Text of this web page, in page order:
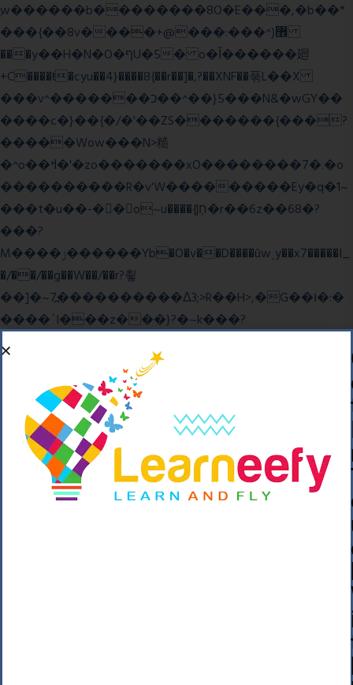
ֲw������b��������8O�E���,�b��*
���{��8v����+@���:���^)޾
���y��H�N�O�ףU�5� o�Ȉ������廻
+C����ŧ�cyu��4}����8{��r��]�,?��XNF��푺L��X
���v^�������כ��^��}5���N&�wGY��
����c�}��{�/�'��ZS�������{���?
�����Wow���N>糙
�^o��ߞ�'�zo�������xO��������7�.�o
����������R�v'W���������Ey�q�1~
���t�u��-�� o~u����{|ח֧�r��6z��68�?
���?
M����ݫ������Yb�O�v��D����ûw˯y��x7�����I_
�/��/��g��W��/��r?쵷
��]�~7߽����������Δ3;>R��H>,�G��ו�:�
���� `I���z���}?�~k���?
��o��C���ǡ���,����*�3��#eۧ_>\��z
�K{DQg�Ϯ��]u��3o�V~�/��@��??
����Y�]�s�n���s
����p��|
��^��������$��ٽ�P���~��4���Snn^
$ ����Ogy/|>ڿ|�I��'A�n��1�$�}
=c"'��K���X�:��?j�ԫ��-